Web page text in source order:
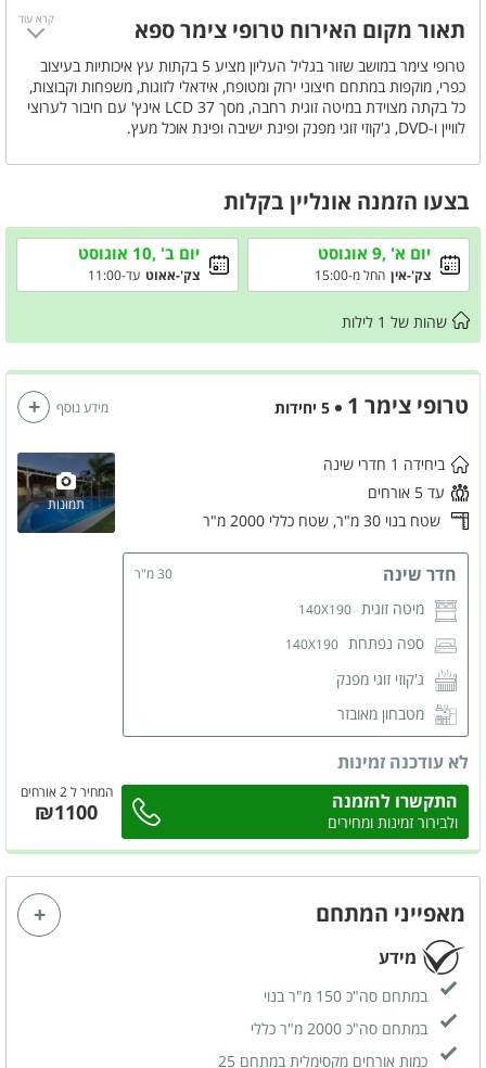
תאור מקום האירוח טרופי צימר ספא
טרופי צימר במושב שזור בגליל העליון מציע 5 בקתות עץ איכותיות בעיצוב
כפרי, מוקפות במתחם חיצוני ירוק ומטופח, אידאלי לזוגות, משפחות וקבוצות,
כל בקתה מצוידת במיטה זוגית רחבה, מסך LCD 37 אינץ' עם חיבור לערוצי
לוויין ו-DVD, ג'קוזי זוגי מפנק ופינת ישיבה ופינת אוכל מעץ.
ומערכות ישיבה לצד מיטות שיזוף, פינת BBQ ותאורה קסומה לערב.
בתיאום מראש אפשר ליהנות מעיסויים, טיפולי ספא, ארוחות בוקר עשירות
וסידור הצימרים לאירועים מיוחדים, והמתחם נגיש לאנשים עם מוגבלויות.
קרא עוד
בצעו הזמנה אונליין בקלות
יום א' ,9 אוגוסט
צק'-אין החל מ-15:00
יום ב' ,10 אוגוסט
צק'-אאוט עד-11:00
שהות של 1 לילות
טרופי צימר 1 5 יחידות
תמונות
ביחידה 1 חדרי שינה
עד 5 אורחים
שטח בנוי 30 מ"ר,
שטח כללי 2000 מ"ר
חדר שינה 30 מ"ר
מיטה זוגית 140X190
ספה נפתחת 140X190
ג'קוזי זוגי מפנק
מטבחון מאובזר
מזגן
חדר רחצה פרטי
מידע נוסף
המחיר ל 2 אורחים
לא עודכנה זמינות
₪1100 התקשרו להזמנה
ולבירור זמינות ומחירים
מאפייני המתחם
מידע
במתחם סה"כ 150 מ"ר בנוי
במתחם סה"כ 2000 מ"ר כללי
כמות אורחים מקסימלית במתחם 25